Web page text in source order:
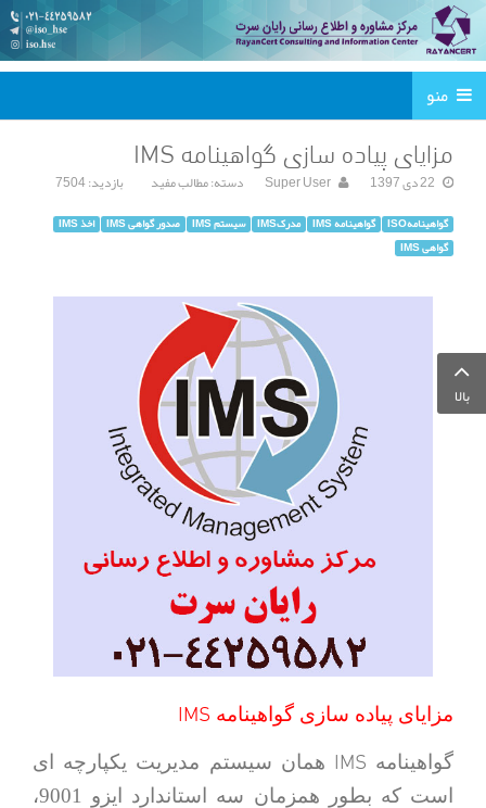
منو
مزایای پیاده سازی گواهینامه IMS
22 دی 1397 Super User دسته:مطالب مفید بازدید: 7504
گواهینامهISO گواهینامه IMS مدرکIMS سیستم IMS صدور گواهی IMS
اخذ IMS
گواهی IMS
مزایای پیاده سازی گواهینامه IMS
گواهینامه IMS همان سیستم مدیریت یکپارچه ای
است که بطور همزمان سه استاندارد ایزو 9001،
بالا